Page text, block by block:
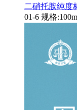
二硝托胺纯度
01-6 规格